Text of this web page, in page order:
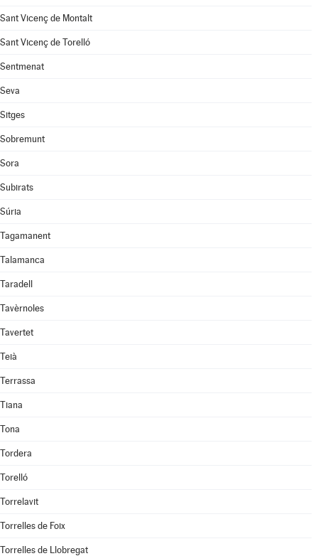
Sant Vicenç de Montalt
Sant Vicenç de Torelló
Sentmenat
Seva
Sitges
Sobremunt
Sora
Subirats
Súria
Tagamanent
Talamanca
Taradell
Tavèrnoles
Tavertet
Teià
Terrassa
Tiana
Tona
Tordera
Torelló
Torrelavit
Torrelles de Foix
Torrelles de Llobregat